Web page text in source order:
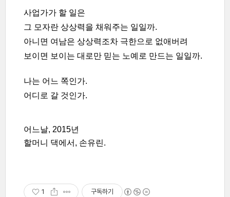
사업가가 할 일은
그 모자란 상상력을 채워주는 일일까.
아니면 여남은 상상력조차 극한으로 없애버려
보이면 보이는 대로만 믿는 노예로 만드는 일일까.
나는 어느 쪽인가.
어디로 갈 것인가.
어느날, 2015년
할머니 댁에서, 손유린.
1 구독하기